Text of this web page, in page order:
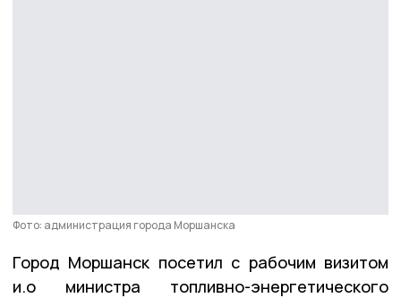
Фото: администрация города Моршанска
Город Моршанск посетил с рабочим визитом
и.о министра топливно-энергетического